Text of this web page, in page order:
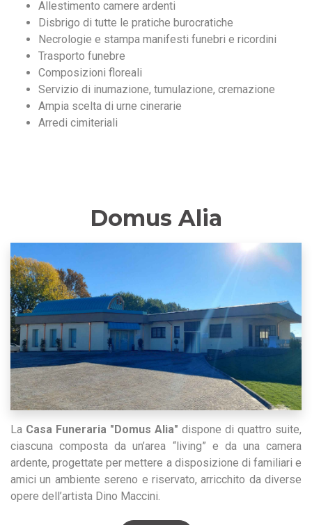
Allestimento camere ardenti
Disbrigo di tutte le pratiche burocratiche
Necrologie e stampa manifesti funebri e ricordini
Trasporto funebre
Composizioni floreali
Servizio di inumazione, tumulazione, cremazione
Ampia scelta di urne cinerarie
Arredi cimiteriali
Domus Alia
La Casa Funeraria "Domus Alia" dispone di quattro suite,
ciascuna composta da un’area “living” e da una camera
ardente, progettate per mettere a disposizione di familiari e
amici un ambiente sereno e riservato, arricchito da diverse
opere dell’artista Dino Maccini.